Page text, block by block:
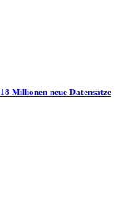
Millionen neue Datensätze